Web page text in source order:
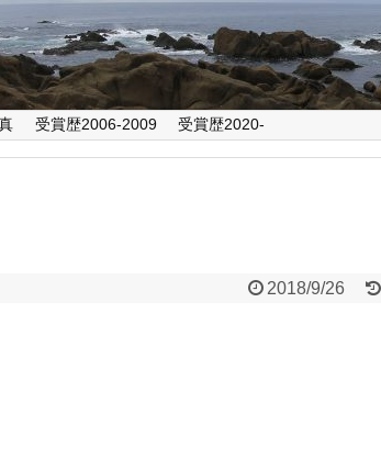
受賞歴2006-2009 受賞歴2020-
2018/9/26